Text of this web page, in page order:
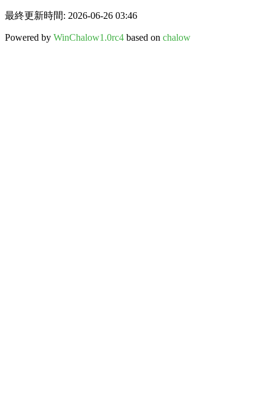
最終更新時間: 2026-06-26 03:46
Powered by WinChalow1.0rc4 based on chalow